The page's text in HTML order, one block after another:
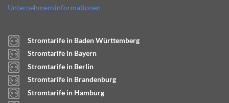
Unternehmensinformationen
Stromtarife in Baden Württemberg
Stromtarife in Bayern
Stromtarife in Berlin
Stromtarife in Brandenburg
Stromtarife in Hamburg